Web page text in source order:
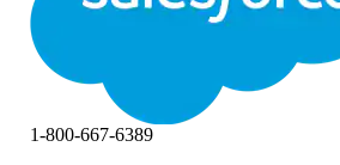
1-800-667-6389